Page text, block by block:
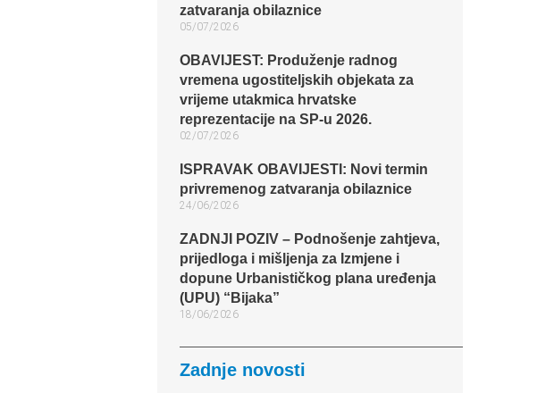
zatvaranja obilaznice​
05/07/2026
OBAVIJEST: Produženje radnog
vremena ugostiteljskih objekata za
vrijeme utakmica hrvatske
reprezentacije na SP-u 2026.
02/07/2026
ISPRAVAK OBAVIJESTI: Novi termin
privremenog zatvaranja obilaznice​
24/06/2026
ZADNJI POZIV – Podnošenje zahtjeva,
prijedloga i mišljenja za Izmjene i
dopune Urbanističkog plana uređenja
(UPU) “Bijaka”
18/06/2026
Zadnje novosti